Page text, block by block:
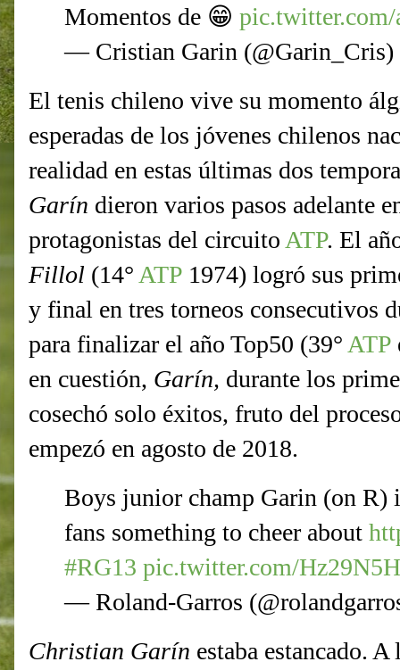
Momentos de 😁
— Cristian Garin (@Garin_Cris)
El tenis chileno vive su momento
esperadas de los jóvenes chilenos
realidad en estas últimas dos
Garín dieron varios pasos adelante
protagonistas del circuito ATP. El
Fillol (14° ATP 1974) logró sus
y final en tres torneos consecutivos
para finalizar el año Top50 (39° ATP
en cuestión, Garín, durante los
cosechó solo éxitos, fruto del
empezó en agosto de 2018.
Boys junior champ Garin (on R)
fans something to cheer about
#RG13 pic.twitter.com/
— Roland-Garros
Christian Garín estaba estancado.